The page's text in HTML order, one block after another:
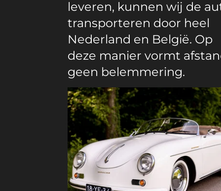
leveren, kunnen wij de
transporteren door heel
Nederland en België. Op
deze manier vormt
geen belemmering.